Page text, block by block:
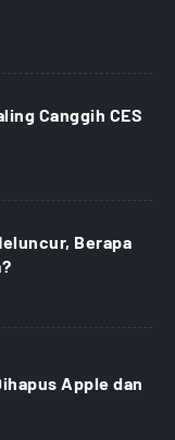
Canggih CES
Berapa
Apple dan